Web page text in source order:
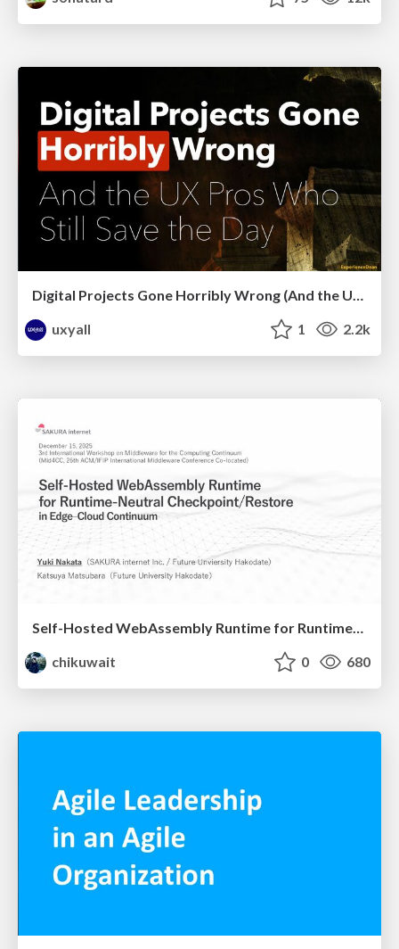
Digital Projects Gone Horribly Wrong (And the UX Pros Who Still Save the Day) - Dean Schuster
uxyall
1 2.2k
chikuwait
0 680